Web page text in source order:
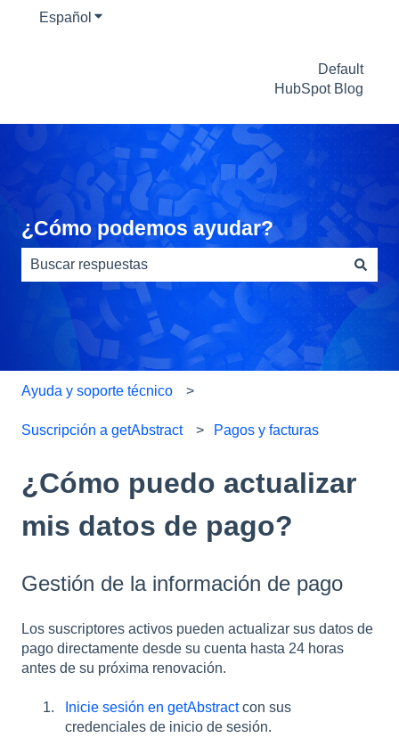
Español Traducciones de Mostrar submenú de
Default
HubSpot Blog
¿Cómo podemos ayudar?
No hay sugerencias porque el campo de búsqueda
Ayuda y soporte técnico
Suscripción a getAbstract Pagos y facturas
¿Cómo puedo actualizar
mis datos de pago?
Gestión de la información de pago
Los suscriptores activos pueden actualizar sus datos de
pago directamente desde su cuenta hasta 24 horas
antes de su próxima renovación.
Inicie sesión en getAbstractcon sus
credenciales de inicio de sesión.